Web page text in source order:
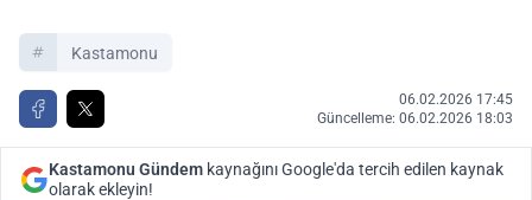
Kastamonu
06.02.2026 17:45
Güncelleme: 06.02.2026 18:03
Kastamonu Gündem kaynağını Google'da tercih edilen kaynak
olarak ekleyin!